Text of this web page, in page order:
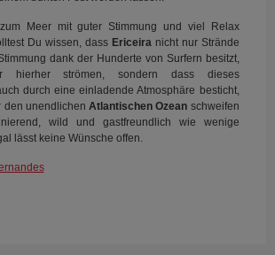
Meer mit guter Stimmung und viel Relax
Du wissen, dass Ericeiranicht nur Strände
dank der Hunderte von Surfern besitzt,
hierher strömen, sondern dass dieses
durch eine einladende Atmosphäre besticht,
den unendlichen Atlantischen Ozean schweifen
wild und gastfreundlich wie wenige
lässt keine Wünsche offen.